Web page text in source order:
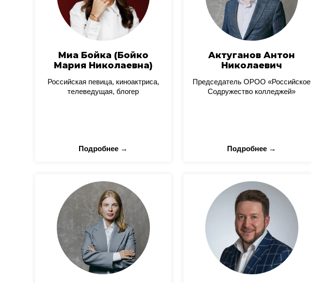
Миа Бойка (Бойко
Мария Николаевна)
Российская певица, киноактриса,
телеведущая, блогер
Подробнее →
Актуганов Антон
Николаевич
Председатель ОРОО «Российское
Содружество колледжей»
Подробнее →